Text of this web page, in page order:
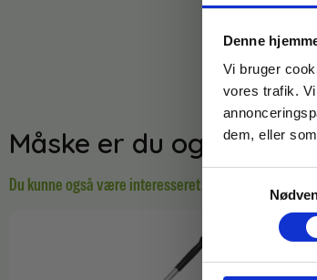
Denne
Vi bruger
vores trafik.
dem, eller
Måske er du også
Du kunne også være interesseret i…